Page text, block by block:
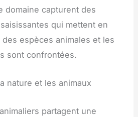
domaine capturent des
qui mettent en
espèces animales et les
sont confrontées.
nature et les animaux
partagent une